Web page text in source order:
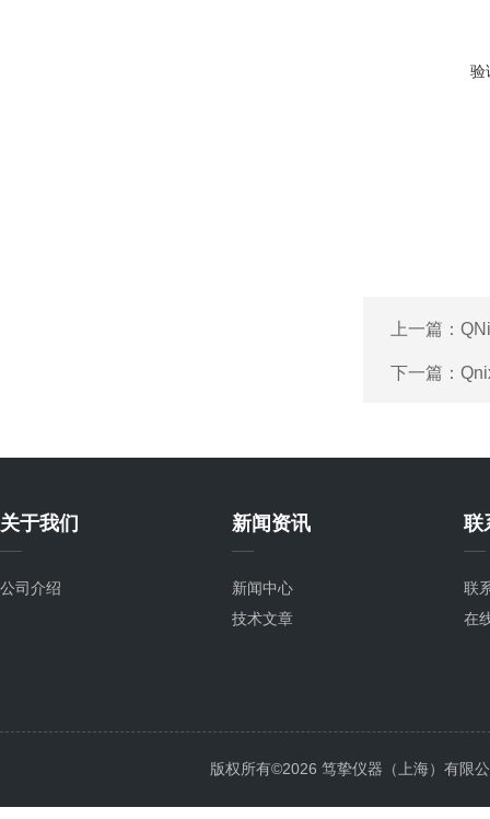
验
上一篇：
下一篇：
关于我们
公司介绍
新闻资讯
新闻中心
技术文章
联
联
在
版权所有©2026 笃挚仪器（上海）有限